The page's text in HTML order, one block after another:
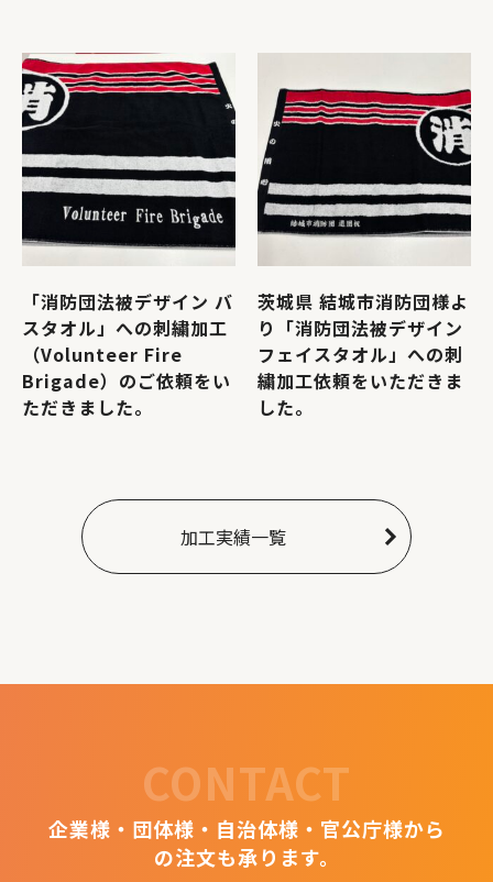
「消防団法被デザイン バ
スタオル」への刺繍加工
（Volunteer Fire
Brigade）のご依頼をい
ただきました。
茨城県 結城市消防団様よ
り「消防団法被デザイン
フェイスタオル」への刺
繍加工依頼をいただきま
した。
加工実績一覧
CONTACT
企業様・団体様・自治体様・官公庁様から
の注文も承ります。